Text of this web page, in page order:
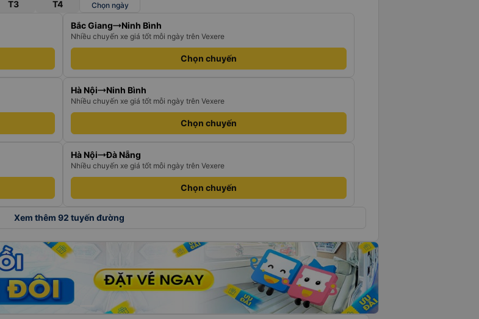
T3 T4 Chọn ngày
Bắc Giang Ninh Bình
Nhiều chuyến xe giá tốt mỗi ngày trên Vexere
Chọn chuyến
Hà Nội Ninh Bình
Nhiều chuyến xe giá tốt mỗi ngày trên Vexere
Chọn chuyến
Hà Nội Đà Nẵng
Nhiều chuyến xe giá tốt mỗi ngày trên Vexere
Chọn chuyến
Xem thêm 92 tuyến đường